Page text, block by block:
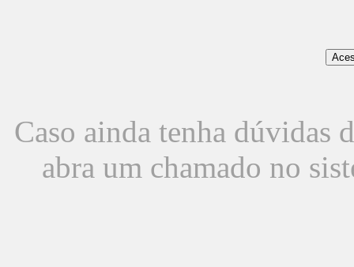
Caso ainda tenha dúvidas
abra um chamado no